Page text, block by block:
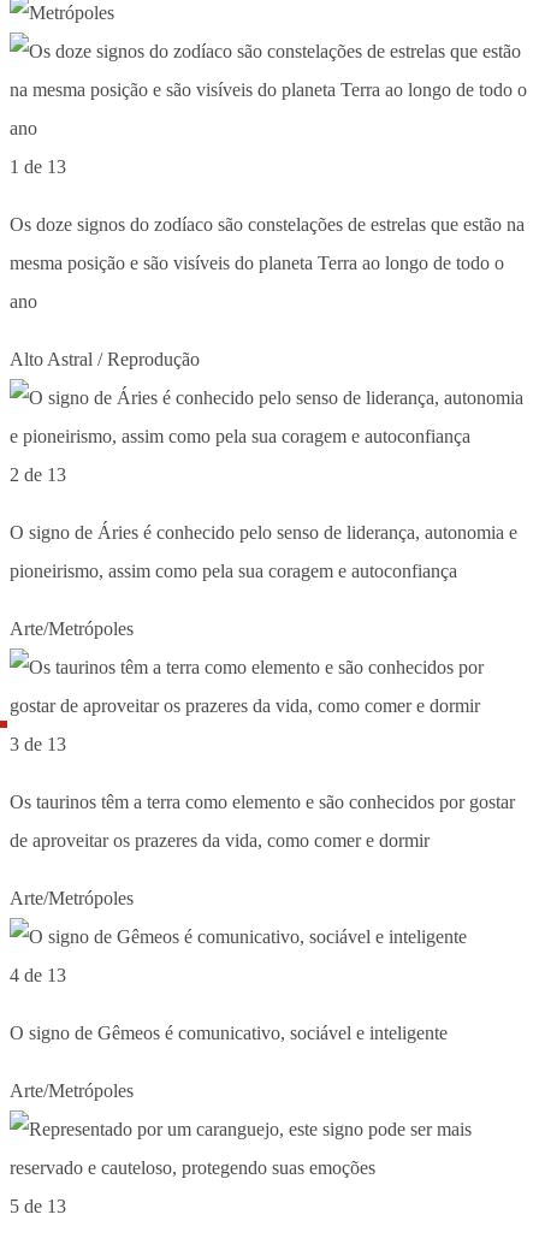
1 de 13
Os doze signos do zodíaco são constelações de estrelas que estão na
mesma posição e são visíveis do planeta Terra ao longo de todo o
ano
Alto Astral / Reprodução
2 de 13
O signo de Áries é conhecido pelo senso de liderança, autonomia e
pioneirismo, assim como pela sua coragem e autoconfiança
Arte/Metrópoles
3 de 13
Os taurinos têm a terra como elemento e são conhecidos por gostar
de aproveitar os prazeres da vida, como comer e dormir
Arte/Metrópoles
4 de 13
O signo de Gêmeos é comunicativo, sociável e inteligente
Arte/Metrópoles
5 de 13